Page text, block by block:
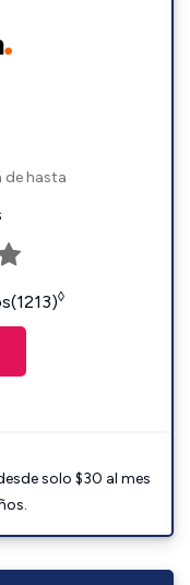
de hasta
◊
solo $30 al mes